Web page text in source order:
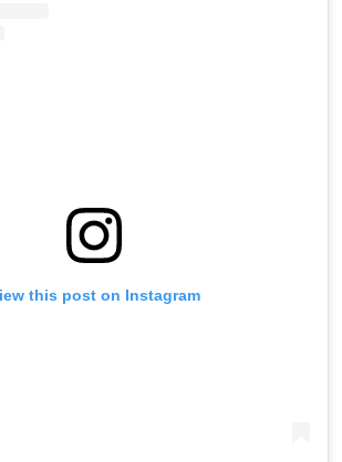
this post on Instagram